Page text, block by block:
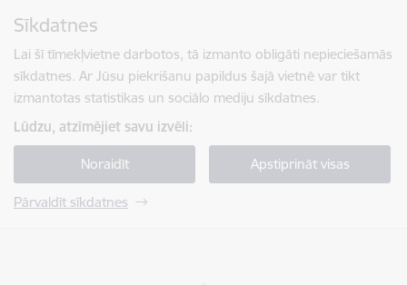
Sīkdatnes
Lai šī tīmekļvietne darbotos, tā izmanto obligāti nepieciešamās
sīkdatnes. Ar Jūsu piekrišanu papildus šajā vietnē var tikt
izmantotas statistikas un sociālo mediju sīkdatnes.
Lūdzu, atzīmējiet savu izvēli:
Noraidīt Apstiprināt visas
Pārvaldīt sīkdatnes